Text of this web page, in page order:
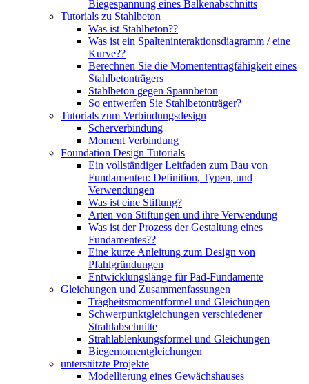
Biegespannung eines Balkenabschnitts
Tutorials zu Stahlbeton
Was ist Stahlbeton??
Was ist ein Spalteninteraktionsdiagramm / eine
Kurve??
Berechnen Sie die Momententragfähigkeit eines
Stahlbetonträgers
Stahlbeton gegen Spannbeton
So entwerfen Sie Stahlbetonträger?
Tutorials zum Verbindungsdesign
Scherverbindung
Moment Verbindung
Foundation Design Tutorials
Ein vollständiger Leitfaden zum Bau von
Fundamenten: Definition, Typen, und
Verwendungen
Was ist eine Stiftung?
Arten von Stiftungen und ihre Verwendung
Was ist der Prozess der Gestaltung eines
Fundamentes??
Eine kurze Anleitung zum Design von
Pfahlgründungen
Entwicklungslänge für Pad-Fundamente
Gleichungen und Zusammenfassungen
Trägheitsmomentformel und Gleichungen
Schwerpunktgleichungen verschiedener
Strahlabschnitte
Strahlablenkungsformel und Gleichungen
Biegemomentgleichungen
unterstützte Projekte
Modellierung eines Gewächshauses